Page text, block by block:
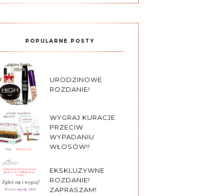
POPULARNE POSTY
URODZINOWE
ROZDANIE!
WYGRAJ KURACJE
PRZECIW
WYPADANIU
WŁOSÓW!!
EKSKLUZYWNE
ROZDANIE!
ZAPRASZAM!